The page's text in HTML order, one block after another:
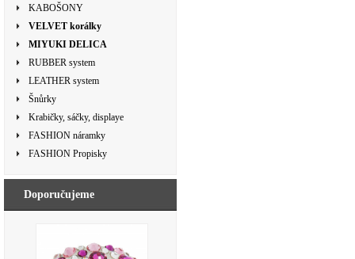
KABOŠONY
VELVET korálky
MIYUKI DELICA
RUBBER system
LEATHER system
Šnůrky
Krabičky, sáčky, displaye
FASHION náramky
FASHION Propisky
Doporučujeme